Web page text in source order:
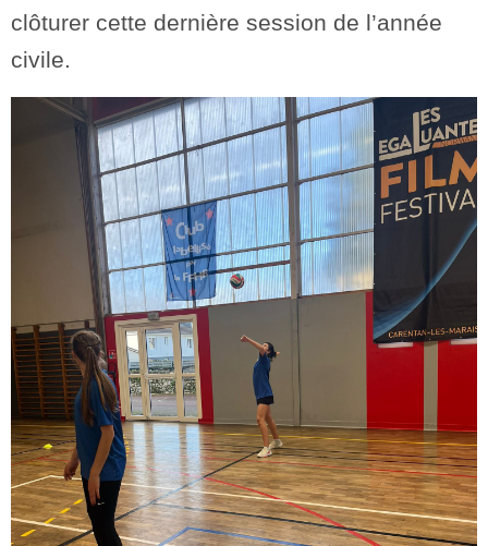
clôturer cette dernière session de l’année
civile.